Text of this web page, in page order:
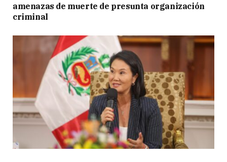
amenazas de muerte de presunta organización
criminal